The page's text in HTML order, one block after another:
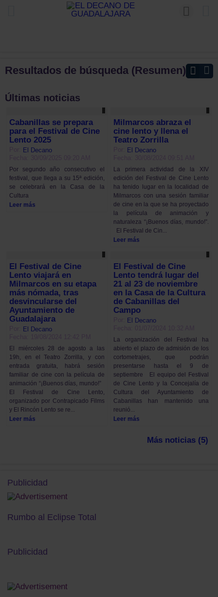
Resultados de búsqueda (Resumen)
Últimas noticias
Cabanillas se prepara
para el Festival de Cine
Lento 2025
El Decano
Por segundo año consecutivo el
festival, que llega a su 15ª edición,
se celebrará en la Casa de la
Cultura
Leer más
Milmarcos abraza el
cine lento y llena el
Teatro Zorrilla
El Decano
La primera actividad de la XIV
edición del Festival de Cine Lento
ha tenido lugar en la localidad de
Milmarcos con una sesión familiar
de cine en la que se ha proyectado
la película de animación y
naturaleza “¡Buenos días, mundo!”.
El Festival de Cin...
Leer más
El Festival de Cine
Lento viajará en
Milmarcos en su etapa
más nómada, tras
desvincularse del
Ayuntamiento de
Guadalajara
El Decano
El miércoles 28 de agosto a las
19h, en el Teatro Zorrilla, y con
entrada gratuita, habrá sesión
familiar de cine con la película de
animación “¡Buenos días, mundo!”
El Festival de Cine Lento,
organizado por Contrapicado Films
y El Rincón Lento se re...
Leer más
El Festival de Cine
Lento tendrá lugar del
21 al 23 de noviembre
en la Casa de la Cultura
de Cabanillas del
Campo
El Decano
La organización del Festival ha
abierto el plazo de admisión de los
cortometrajes, que podrán
presentarse hasta el 9 de
septiembre El equipo del Festival
de Cine Lento y la Concejalía de
Cultura del Ayuntamiento de
Cabanillas han mantenido una
reunió...
Leer más
Más noticias (5)
Publicidad
Rumbo al Eclipse Total
Publicidad